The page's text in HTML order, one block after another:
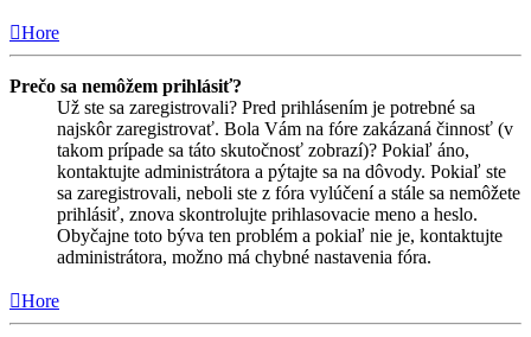
Hore
Prečo sa nemôžem prihlásiť?
Už ste sa zaregistrovali? Pred prihlásením je potrebné sa
najskôr zaregistrovať. Bola Vám na fóre zakázaná činnosť (v
takom prípade sa táto skutočnosť zobrazí)? Pokiaľ áno,
kontaktujte administrátora a pýtajte sa na dôvody. Pokiaľ ste
sa zaregistrovali, neboli ste z fóra vylúčení a stále sa nemôžete
prihlásiť, znova skontrolujte prihlasovacie meno a heslo.
Obyčajne toto býva ten problém a pokiaľ nie je, kontaktujte
administrátora, možno má chybné nastavenia fóra.
Hore